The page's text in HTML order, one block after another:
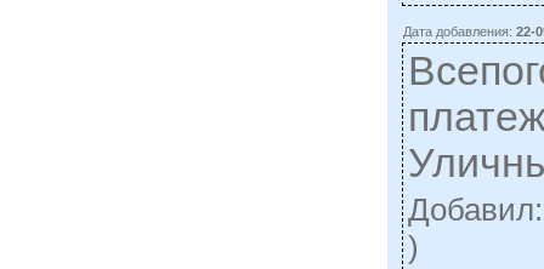
Дата добавления:22-
)